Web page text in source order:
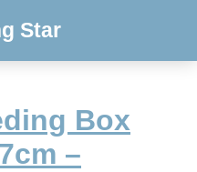
Star
Box
–